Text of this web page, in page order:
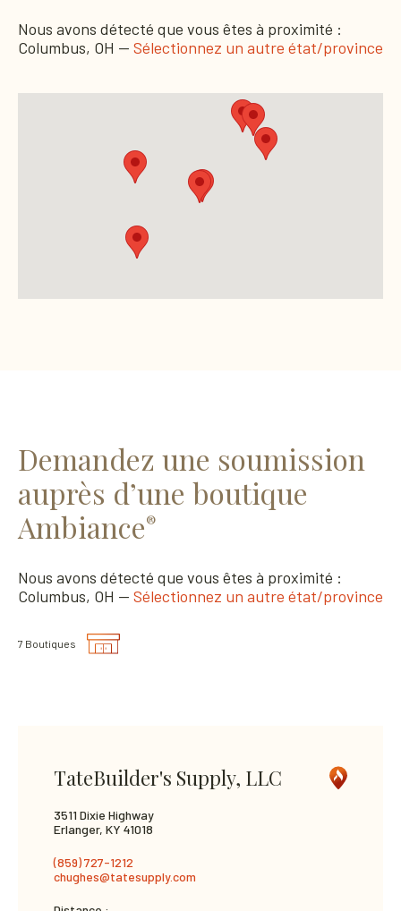
Nous avons détecté que vous êtes à proximité :
Columbus, OH — Sélectionnez un autre état/province
Demandez une soumission
auprès d’une boutique
Ambiance®
Nous avons détecté que vous êtes à proximité :
Columbus, OH — Sélectionnez un autre état/province
7 Boutiques
TateBuilder's Supply, LLC
3511 Dixie Highway
Erlanger, KY 41018
(859) 727-1212
chughes@tatesupply.com